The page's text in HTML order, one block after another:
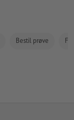
Bestil prøve